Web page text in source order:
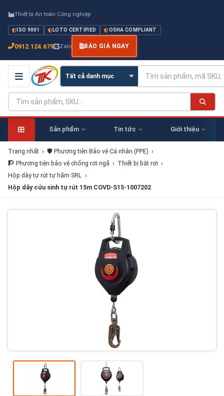
Thiết bị An toàn Công nghiệp
ISO 9001 LOTO CERTIFIED OSHA COMPLIANT
0912.124.679 Zalo BÁO GIÁ NGAY
Sản phẩm Tin tức Giới thiệu
Trang nhất › 🛡️ Phương tiện Bảo vệ Cá nhân (PPE) ›
🧗 Phương tiện bảo vệ chống rơi ngã › Thiết bị bắt rơi ›
Hộp dây tự rút tự hãm SRL ›
Hộp dây cứu sinh tự rút 15m COVD-S15-1007202